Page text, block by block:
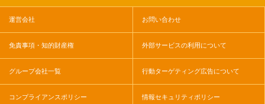
運営会社 お問い合わせ
免責事項・知的財産権 外部サービスの利用について
グループ会社一覧 行動ターゲティング広告について
コンプライアンスポリシー 情報セキュリティポリシー